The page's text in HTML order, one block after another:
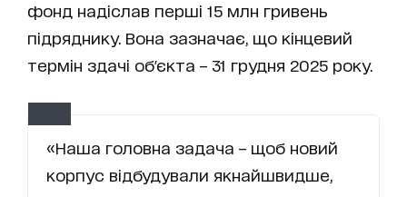
фонд надіслав перші 15 млн гривень
підряднику. Вона зазначає, що кінцевий
термін здачі об'єкта – 31 грудня 2025 року.
«Наша головна задача – щоб новий
корпус відбудували якнайшвидше,